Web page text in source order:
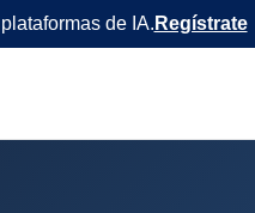
de IA. Regístrate